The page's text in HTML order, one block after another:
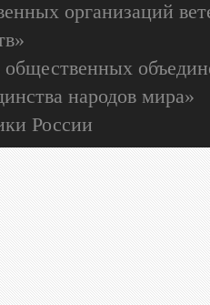
организаций
народов мира»
России